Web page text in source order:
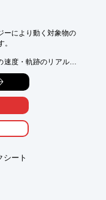
ーにより動く対象物の
度・軌跡のリアルタ
負荷は小さく、同時
物の
ート